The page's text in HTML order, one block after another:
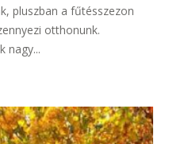
pluszban a fűtésszezon
otthonunk.
nagy...